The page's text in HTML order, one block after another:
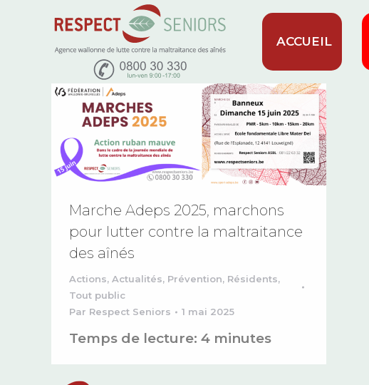
ACCUEIL
Marche Adeps 2025, marchons
pour lutter contre la maltraitance
des aînés
Actions, Actualités, Prévention, Résidents,
Tout public
Par Respect Seniors 1 mai 2025
Temps de lecture: 4 minutes